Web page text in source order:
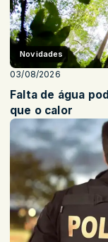
Novidades
03/08/2026
Falta de água
que o calor